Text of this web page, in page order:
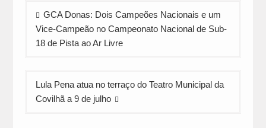
Navegação
de
artigos
GCA Donas: Dois Campeões Nacionais e um
Vice-Campeão no Campeonato Nacional de Sub-
18 de Pista ao Ar Livre
Lula Pena atua no terraço do Teatro Municipal da
Covilhã a 9 de julho